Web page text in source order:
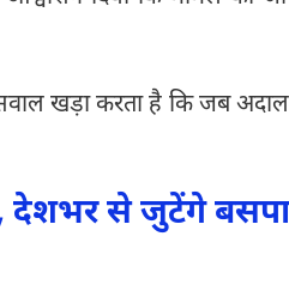
खड़ा करता है कि जब
देशभर से जुटेंगे बसपा